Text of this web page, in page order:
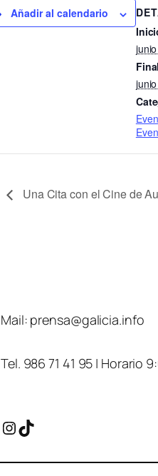
Añadir al calendario
Una Cita con el Cine de
Mail: prensa@galicia.info
Tel. 986 71 41 95 | Horario
Instagram
TikTok